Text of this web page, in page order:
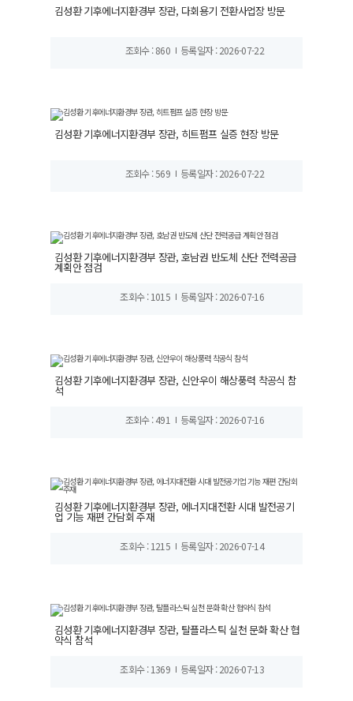
김성환 기후에너지환경부 장관, 다회용기 전환사업장 방문
조회수 : 860 등록일자 : 2026-07-22
김성환 기후에너지환경부 장관, 히트펌프 실증 현장 방문
조회수 : 569 등록일자 : 2026-07-22
김성환 기후에너지환경부 장관, 호남권 반도체 산단 전력공급
계획안 점검
조회수 : 1015 등록일자 : 2026-07-16
김성환 기후에너지환경부 장관, 신안우이 해상풍력 착공식 참
석
조회수 : 491 등록일자 : 2026-07-16
김성환 기후에너지환경부 장관, 에너지대전환 시대 발전공기
업 기능 재편 간담회 주재
조회수 : 1215 등록일자 : 2026-07-14
김성환 기후에너지환경부 장관, 탈플라스틱 실천 문화 확산 협
약식 참석
조회수 : 1369 등록일자 : 2026-07-13